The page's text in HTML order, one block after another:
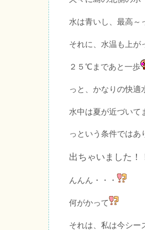
水は青いし、最高～
それに、水温も上が
２５℃まであと一歩
っと、かなりの快適
水中は夏が近づいて
っという条件ではあ
出ちゃいました！
んんん・・・
何がかって
それは、私は今シー